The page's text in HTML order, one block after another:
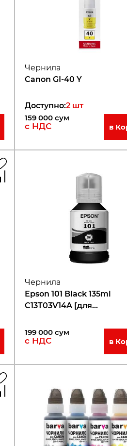
Чернила
Canon GI-40 Y
Доступно:2 шт
159 000 сум
с НДС в
Чернила
Epson 101 Black 135ml
C13T03V14A [для
199 000 сум
с НДС в